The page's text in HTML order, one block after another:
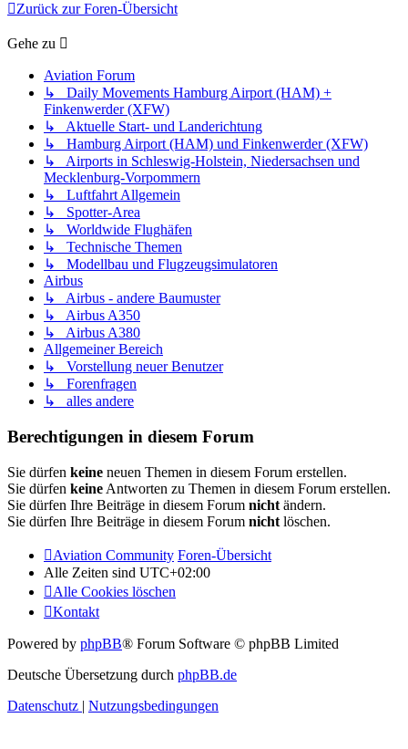
Zurück zur Foren-Übersicht
Gehe zu
Aviation Forum
↳ Daily Movements Hamburg Airport (HAM) +
Finkenwerder (XFW)
↳ Aktuelle Start- und Landerichtung
↳ Hamburg Airport (HAM) und Finkenwerder (XFW)
↳ Airports in Schleswig-Holstein, Niedersachsen und
Mecklenburg-Vorpommern
↳ Luftfahrt Allgemein
↳ Spotter-Area
↳ Worldwide Flughäfen
↳ Technische Themen
↳ Modellbau und Flugzeugsimulatoren
Airbus
↳ Airbus - andere Baumuster
↳ Airbus A350
↳ Airbus A380
Allgemeiner Bereich
↳ Vorstellung neuer Benutzer
↳ Forenfragen
↳ alles andere
Berechtigungen in diesem Forum
Sie dürfen keine neuen Themen in diesem Forum erstellen.
Sie dürfen keine Antworten zu Themen in diesem Forum erstellen.
Sie dürfen Ihre Beiträge in diesem Forum nicht ändern.
Sie dürfen Ihre Beiträge in diesem Forum nicht löschen.
Aviation Community Foren-Übersicht
Alle Zeiten sind UTC+02:00
Alle Cookies löschen
Kontakt
Powered by phpBB® Forum Software © phpBB Limited
Deutsche Übersetzung durch phpBB.de
Datenschutz | Nutzungsbedingungen